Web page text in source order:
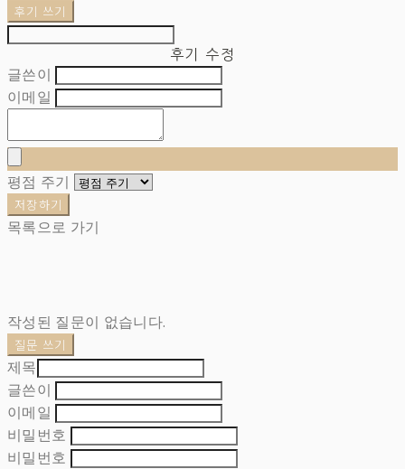
후기 쓰기
후기 수정
글쓴이
이메일
평점 주기
저장하기
목록으로 가기
작성된 질문이 없습니다.
질문 쓰기
제목
글쓴이
이메일
비밀번호
비밀번호